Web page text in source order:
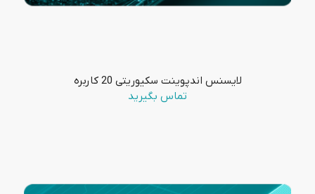
لایسنس اندپوینت سکیوریتی 20 کاربره
تماس بگیرید